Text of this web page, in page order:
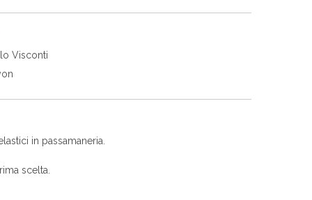
Visconti
in passamaneria.
scelta.